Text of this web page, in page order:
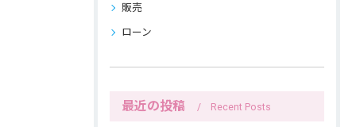
販売
ローン
最近の投稿 Recent Posts